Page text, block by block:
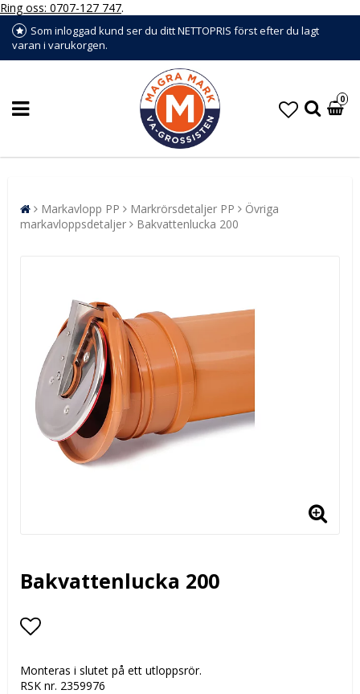
Ring oss: 0707-127 747.
Som inloggad kund ser du ditt NETTOPRIS först efter du lagt
varan i varukorgen.
0
Markavlopp PP Markrörsdetaljer PP
Övriga
markavloppsdetaljer
Bakvattenlucka 200
Bakvattenlucka 200
Lägg till i favoritlistan
Monteras i slutet på ett utloppsrör.
RSK nr. 2359976